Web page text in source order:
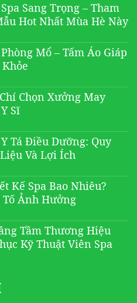
Sang Trọng – Tham
Hot Nhất Mùa Hè Này
Mổ – Tấm Áo Giáp
Khỏe
Chọn Xưởng May
Sĩ
Tá Điều Dưỡng: Quy
Và Lợi Ích
Kế Spa Bao Nhiêu?
Ảnh Hưởng
Tầm Thương Hiệu
Kỹ Thuật Viên Spa